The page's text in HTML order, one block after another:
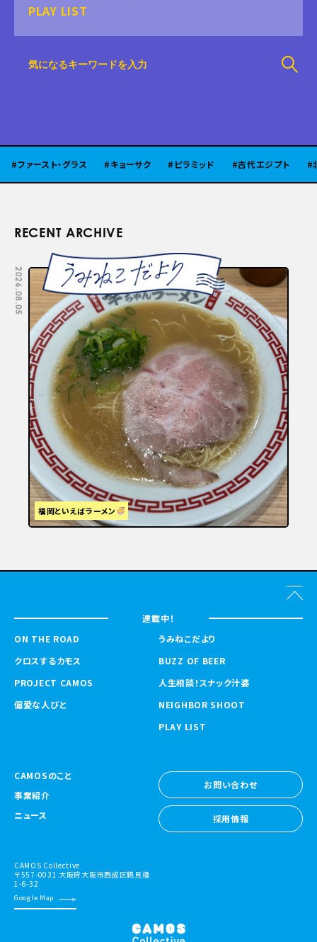
PLAY LIST
ト・グラス キョーサク ピラミッド 古代エジプト 北陸
RECENT ARCHIVE
2026.08.05
福岡といえばラーメン
連載中！
ON THE ROAD
クロスするカモス
PROJECT CAMOS
偏愛な人びと
うみねこだより
BUZZ OF BEER
人生相談！スナック汁婆
NEIGHBOR SHOOT
PLAY LIST
CAMOSのこと
事業紹介
ニュース
お問い合わせ
お問い合わせ
採用情報
CAMOS Collective
〒557-0031 大阪府大阪市西成区鶴見橋
1-6-32
Google Map